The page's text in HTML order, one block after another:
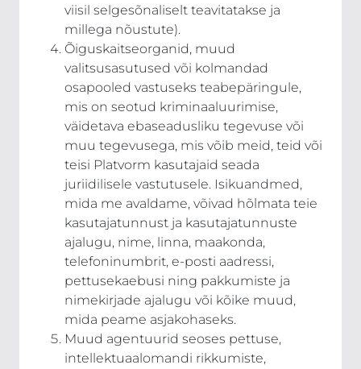
viisil selgesõnaliselt teavitatakse ja
millega nõustute).
Õiguskaitseorganid, muud
valitsusasutused või kolmandad
osapooled vastuseks teabepäringule,
mis on seotud kriminaaluurimise,
väidetava ebaseadusliku tegevuse või
muu tegevusega, mis võib meid, teid või
teisi Platvorm kasutajaid seada
juriidilisele vastutusele. Isikuandmed,
mida me avaldame, võivad hõlmata teie
kasutajatunnust ja kasutajatunnuste
ajalugu, nime, linna, maakonda,
telefoninumbrit, e-posti aadressi,
pettusekaebusi ning pakkumiste ja
nimekirjade ajalugu või kõike muud,
mida peame asjakohaseks.
Muud agentuurid seoses pettuse,
intellektuaalomandi rikkumiste,